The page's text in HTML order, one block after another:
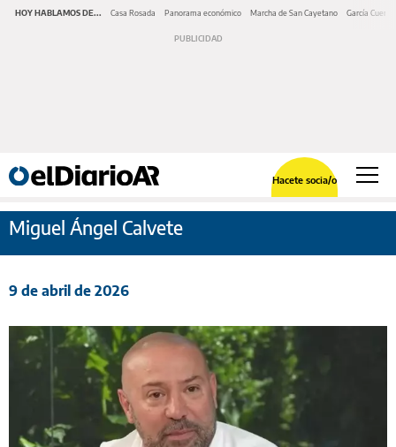
HOY HABLAMOS DE... Casa Rosada Panorama económico Marcha de San Cayetano García Cuerva
Hacete socia/o
Miguel Ángel Calvete
9 de abril de 2026